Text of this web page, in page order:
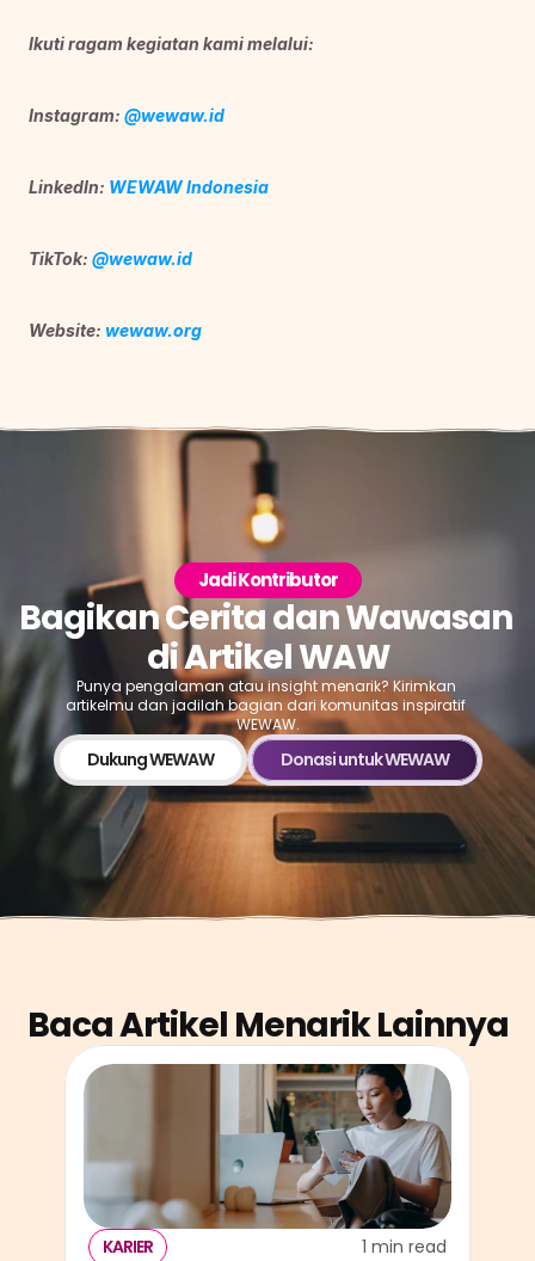
Ikuti ragam kegiatan kami melalui:
Instagram: @wewaw.id
LinkedIn: WEWAW Indonesia
TikTok: @wewaw.id
Website: wewaw.org
Jadi Kontributor
Bagikan Cerita dan Wawasan
di Artikel WAW
Punya pengalaman atau insight menarik? Kirimkan
artikelmu dan jadilah bagian dari komunitas inspiratif
WEWAW.
Dukung WEWAW Donasi untuk WEWAW
Baca Artikel Menarik Lainnya
KARIER 1 min read